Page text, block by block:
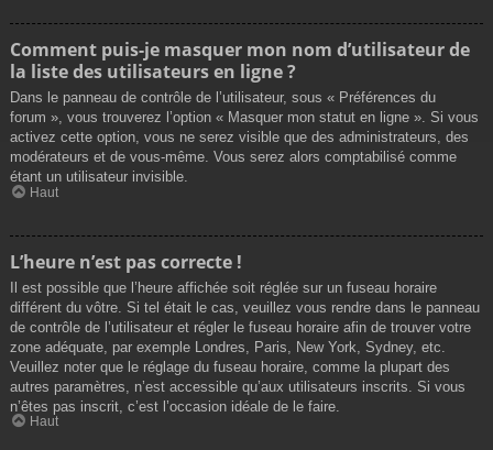
Comment puis-je masquer mon nom d’utilisateur de
la liste des utilisateurs en ligne ?
Dans le panneau de contrôle de l’utilisateur, sous « Préférences du
forum », vous trouverez l’option « Masquer mon statut en ligne ». Si vous
activez cette option, vous ne serez visible que des administrateurs, des
modérateurs et de vous-même. Vous serez alors comptabilisé comme
étant un utilisateur invisible.
Haut
L’heure n’est pas correcte !
Il est possible que l’heure affichée soit réglée sur un fuseau horaire
différent du vôtre. Si tel était le cas, veuillez vous rendre dans le panneau
de contrôle de l’utilisateur et régler le fuseau horaire afin de trouver votre
zone adéquate, par exemple Londres, Paris, New York, Sydney, etc.
Veuillez noter que le réglage du fuseau horaire, comme la plupart des
autres paramètres, n’est accessible qu’aux utilisateurs inscrits. Si vous
n’êtes pas inscrit, c’est l’occasion idéale de le faire.
Haut